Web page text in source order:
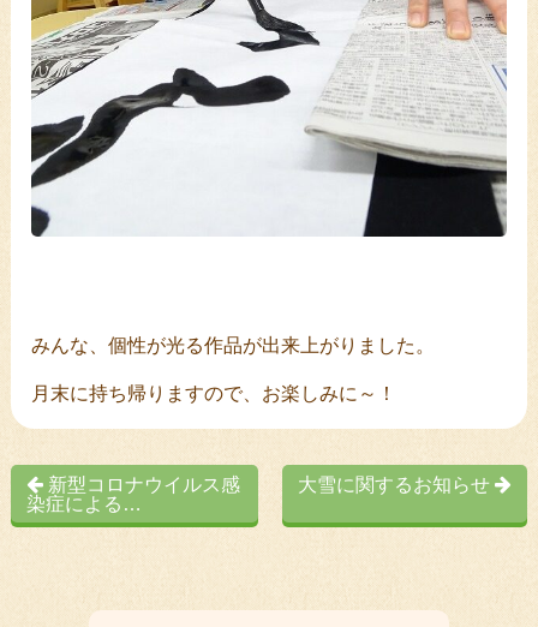
みんな、個性が光る作品が出来上がりました。
月末に持ち帰りますので、お楽しみに～！
新型コロナウイルス感
染症による…
大雪に関するお知らせ